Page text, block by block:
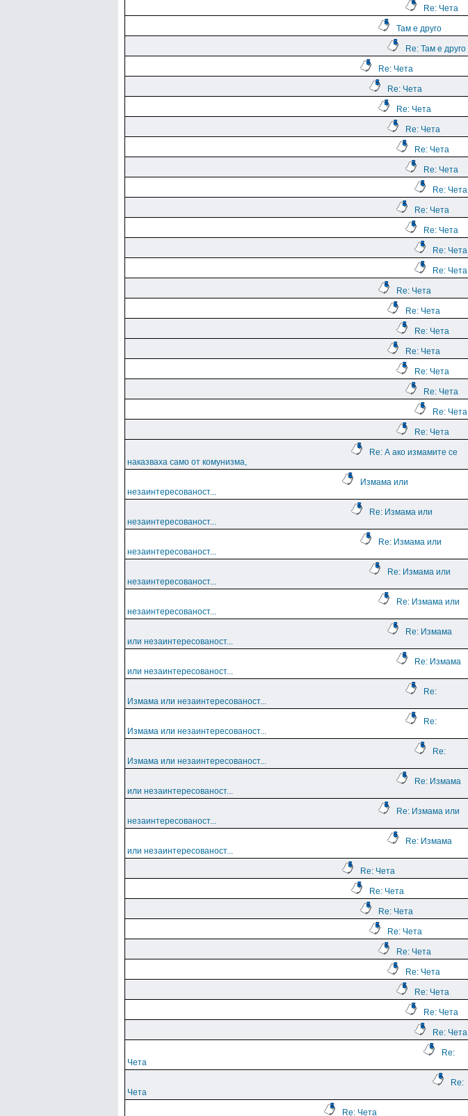
Re: Чета
Там е друго
Re: Там е друго
Re: Чета
Re: Чета
Re: Чета
Re: Чета
Re: Чета
Re: Чета
Re: Чета
Re: Чета
Re: Чета
Re: Чета
Re: Чета
Re: Чета
Re: Чета
Re: Чета
Re: Чета
Re: Чета
Re: Чета
Re: Чета
Re: Чета
Re: А ако измамите се
наказваха само от комунизма,
Измама или
незаинтересованост...
Re: Измама или
незаинтересованост...
Re: Измама или
незаинтересованост...
Re: Измама или
незаинтересованост...
Re: Измама или
незаинтересованост...
Re: Измама
или незаинтересованост...
Re: Измама
или незаинтересованост...
Re:
Измама или незаинтересованост...
Re:
Измама или незаинтересованост...
Re:
Измама или незаинтересованост...
Re: Измама
или незаинтересованост...
Re: Измама или
незаинтересованост...
Re: Измама
или незаинтересованост...
Re: Чета
Re: Чета
Re: Чета
Re: Чета
Re: Чета
Re: Чета
Re: Чета
Re: Чета
Re: Чета
Re:
Чета
Re:
Чета
Re: Чета